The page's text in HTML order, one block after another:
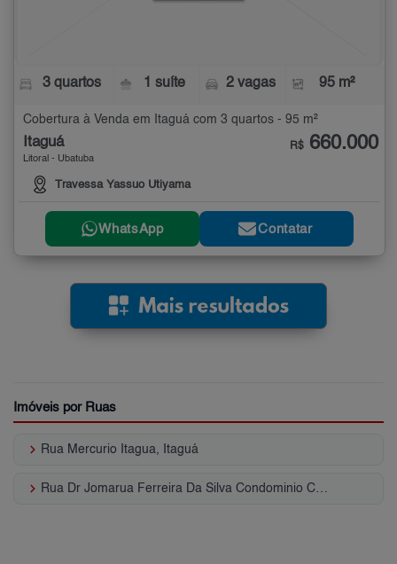
3 quartos 1 suíte 2 vagas 95 m²
Cobertura à Venda em Itaguá com 3 quartos - 95 m²
Itaguá
Litoral - Ubatuba
Travessa Yassuo Utiyama
R$ 660.000
WhatsApp Contatar
Imóveis por Ruas
keyboard_arrow_right Rua Mercurio Itagua, Itaguá
keyboard_arrow_right Rua Dr Jomarua Ferreira Da Silva Condominio Casa I, Itaguá